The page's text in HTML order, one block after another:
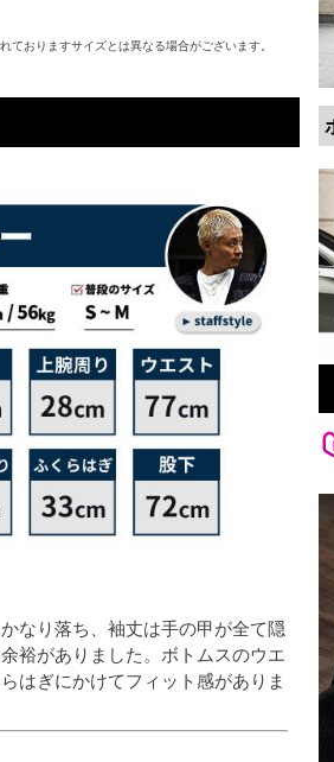
おりますサイズとは異なる場合がございます。
なり落ち、袖丈は手の甲が全て隠
裕がありました。ボトムスのウエ
はぎにかけてフィット感がありま